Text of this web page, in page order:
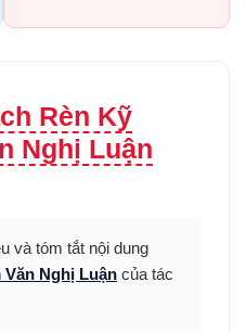
Rèn Kỹ
Nghị Luận
và tóm tắt nội dung
Văn Nghị Luận của tác